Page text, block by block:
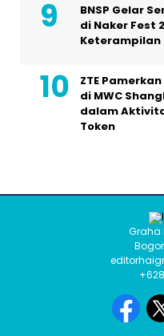
BNSP Gelar
di Naker Fest
Keterampilan
ZTE
di MWC
dalam
Token
Graha